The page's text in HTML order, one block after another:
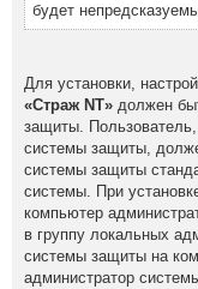
будет
Для установки,
«Страж NT» должен
защиты.
системы защиты,
системы защиты
системы. При
компьютер
в группу локальных
системы защиты на
администратор